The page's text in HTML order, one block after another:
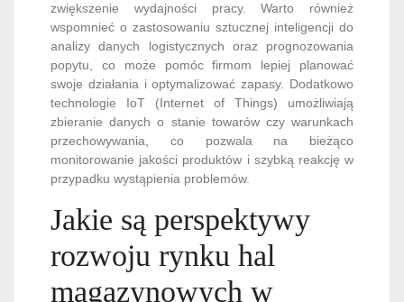
zwiększenie wydajności pracy. Warto również
wspomnieć o zastosowaniu sztucznej inteligencji do
analizy danych logistycznych oraz prognozowania
popytu, co może pomóc firmom lepiej planować
swoje działania i optymalizować zapasy. Dodatkowo
technologie IoT (Internet of Things) umożliwiają
zbieranie danych o stanie towarów czy warunkach
przechowywania, co pozwala na bieżąco
monitorowanie jakości produktów i szybką reakcję w
przypadku wystąpienia problemów.
Jakie są perspektywy
rozwoju rynku hal
magazynowych w